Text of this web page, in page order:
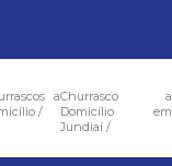
aChurrasco a
Domicílio em
Jundiaí